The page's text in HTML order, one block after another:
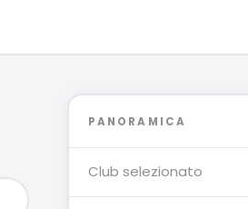
PANORAMICA
Club selezionato